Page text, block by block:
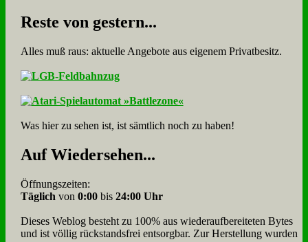
Re­ste von ge­stern...
Alles muß raus: aktuelle An­ge­bo­te aus eigenem Privatbesitz.
Was hier zu sehen ist, ist sämt­lich noch zu haben!
Auf Wie­der­se­hen...
Öffnungszeiten:
Täglich von 0:00bis 24:00 Uhr
Dieses Weblog besteht zu 100% aus wie­der­auf­bereite­ten Bytes
und ist völlig rück­stands­frei ent­sorg­bar. Zur Herstellung wurden